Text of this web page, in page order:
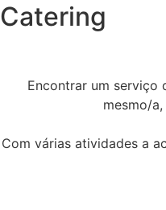
Catering
Encontrar um serviço
mesmo/
Com várias atividades a